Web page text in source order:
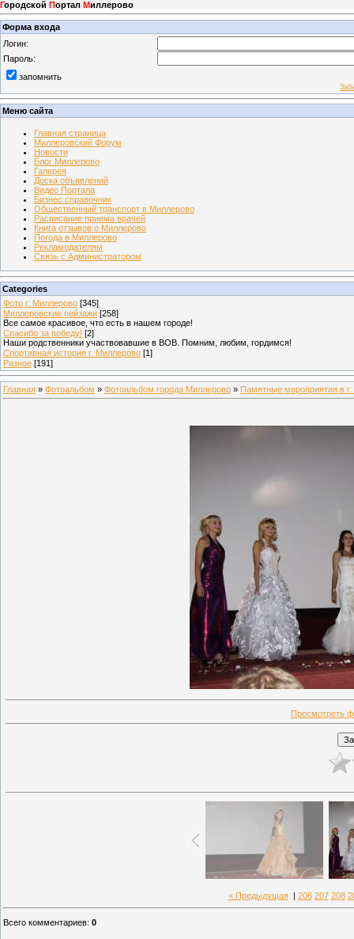
Городской Портал Миллерово
Форма входа
Логин:
Пароль:
запомнить
Меню сайта
Главная страница
Миллеровский Форум
Новости
Блог Миллерово
Галерея
Доска объявлений
Видео Портала
Бизнес справочник
Общественный транспорт в Миллерово
Расписание приема врачей
Книга отзывов о Миллерово
Погода в Миллерово
Рекламодателям
Связь с Администратором
Categories
Фото г. Миллерово [345]
Миллеровские пейзажи [258]
Все самое красивое, что есть в нашем городе!
Спасибо за победу! [2]
Наши родственники участвовавшие в ВОВ. Помним, любим, гордимся!
Спортивная история г. Миллерово [1]
Разное [191]
Главная » Фотоальбом » Фотоальбом города Миллерово » Памятные мероприятия в
Просмотреть
« Предыдущая| 206 207 208
Всего комментариев: 0